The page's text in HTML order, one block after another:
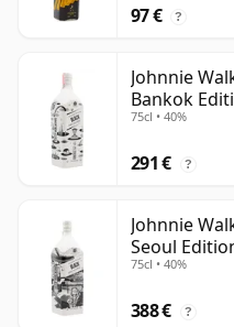
97 € ?
Johnnie
Bankok
75cl • 40%
291 € ?
Johnnie
Seoul
75cl • 40%
388 € ?